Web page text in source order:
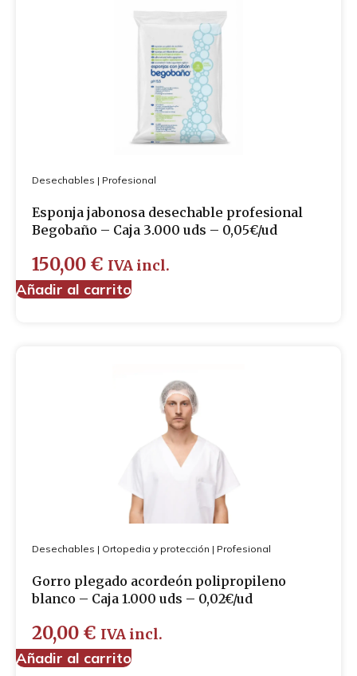
Desechables | Profesional
Esponja jabonosa desechable profesional
Begobaño – Caja 3.000 uds – 0,05€/ud
150,00 € IVA incl.
Añadir al carrito
Desechables | Ortopedia y protección | Profesional
Gorro plegado acordeón polipropileno
blanco – Caja 1.000 uds – 0,02€/ud
20,00 € IVA incl.
Añadir al carrito